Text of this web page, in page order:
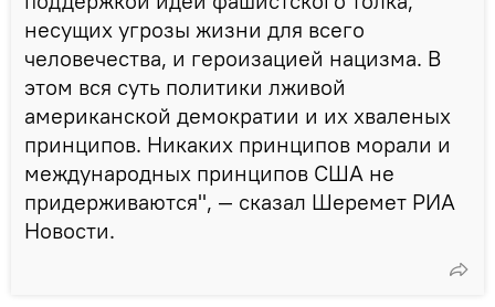
несущих угрозы жизни для всего
человечества, и героизацией нацизма. В
этом вся суть политики лживой
американской демократии и их хваленых
принципов. Никаких принципов морали и
международных принципов США не
придерживаются", — сказал Шеремет РИА
Новости.